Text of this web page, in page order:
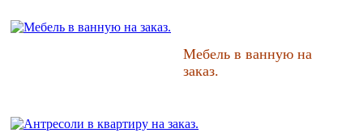
Мебель в ванную на
заказ.